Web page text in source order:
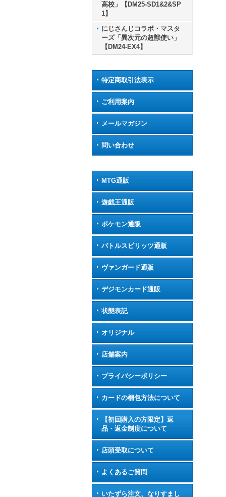
高校」【DM25-SD1&2&SP
1】
にじさんじコラボ・マスタ
ーズ「異次元の超獣使い」
【DM24-EX4】
特定商取引法表示
ご利用案内
メールマガジン
問い合わせ
MTG通販
遊戯王通販
ポケモン通販
バトルスピリッツ通販
ヴァンガード通販
デジモンカード通販
状態表記
オリジナル
店舗案内
プライバシーポリシー
カードの梱包方法について
【初回購入の方限定】返
品・返金制度について
店頭受取について
よくあるご質問
いたずら注文、なりすまし